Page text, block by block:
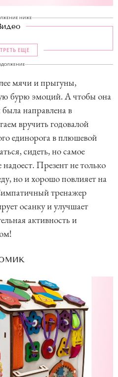
НИЖЕ
ЕЩЕ
мячи и прыгуны,
бурю эмоций. А чтобы она
направлена в
вручить годовалой
единорога в плюшевой
сидеть, но самое
Презент не только
но и хорошо повлияет на
тренажер
осанку и улучшает
активность и